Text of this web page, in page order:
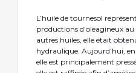
L’huile de tournesol
productions d’oléagineux
autres huiles, elle était
hydraulique. Aujourd’hui,
elle est principalement